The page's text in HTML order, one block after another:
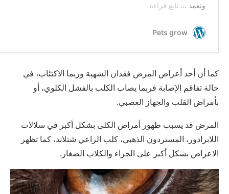
كما أن أحد أعراض المرض فقدان الشهية وربما الاكتئاب، في
حالة تفاقم الإصابة فربما يصاب الكلب بالفشل الكلوي، أو
بأمراض القلب والجهاز العصبي.
المرض قد يسبب ظهور أمراض الكلى بشكل أكبر في سلالات
اللابرادور، المستردون الذهبي، كلب الراعي شتلاند، كما تظهر
الاعراض بشكل أكبر على الجراء والكلاب الصغار.